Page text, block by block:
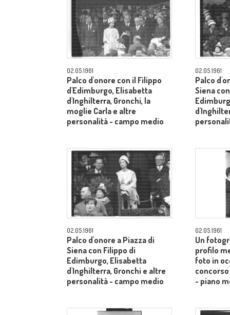
02.05.1961
Palco d'onore con il Filippo
d'Edimburgo, Elisabetta
d'Inghilterra, Gronchi, la
moglie Carla e altre
personalità - campo medio
02.05.1961
Palco
Siena
02.05.1961
Palco d'onore a Piazza di
Siena con Filippo di
Edimburgo, Elisabetta
d'Inghilterra, Gronchi e altre
personalità - campo medio
02.05.1961
Un
profilo
foto in
- piano